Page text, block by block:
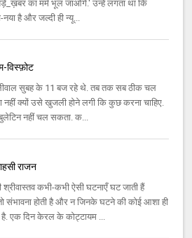
का मर्म भूल जाओगे.' उन्हें लगता था कि
है और जल्दी ही न्यू...
विस्फ़ोट
सुबह के 11 बज रहे थे. तब तक सब ठीक चल
नहीं क्यों उसे खुजली होने लगी कि कुछ करना चाहिए.
नहीं चल सकता. क...
राजन
श्रीवास्तव कभी-कभी ऐसी घटनाएँ घट जाती हैं
संभावना होती है और न जिनके घटने की कोई आशा ही
एक दिन केरल के कोट्टायम ...